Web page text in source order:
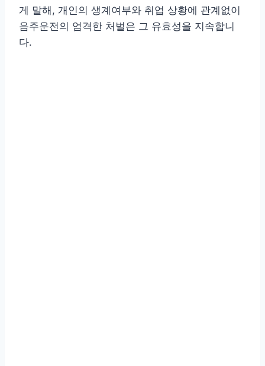
게 말해, 개인의 생계여부와 취업 상황에 관계없이
음주운전의 엄격한 처벌은 그 유효성을 지속합니
다.